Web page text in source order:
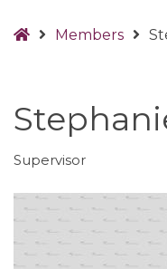
HomeMembers
Supervisor